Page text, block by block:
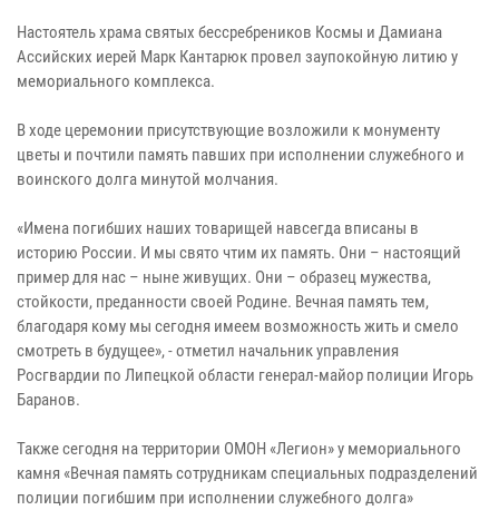
Настоятель храма святых бессребреников Космы и Дамиана
Ассийских иерей Марк Кантарюк провел заупокойную литию у
мемориального комплекса.
В ходе церемонии присутствующие возложили к монументу
цветы и почтили память павших при исполнении служебного и
воинского долга минутой молчания.
«Имена погибших наших товарищей навсегда вписаны в
историю России. И мы свято чтим их память. Они – настоящий
пример для нас – ныне живущих. Они – образец мужества,
стойкости, преданности своей Родине. Вечная память тем,
благодаря кому мы сегодня имеем возможность жить и смело
смотреть в будущее», - отметил начальник управления
Росгвардии по Липецкой области генерал-майор полиции Игорь
Баранов.
Также сегодня на территории ОМОН «Легион» у мемориального
камня «Вечная память сотрудникам специальных подразделений
полиции погибшим при исполнении служебного долга»